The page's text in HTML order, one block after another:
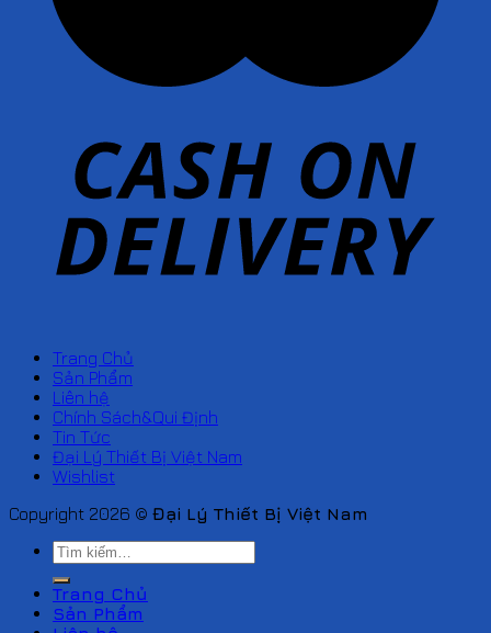
Trang Chủ
Sản Phẩm
Liên hệ
Chính Sách&Qui Định
Tin Tức
Đại Lý Thiết Bị Việt Nam
Wishlist
Copyright 2026 © Đại Lý Thiết Bị Việt Nam
Tìm
kiếm:
Trang Chủ
Sản Phẩm